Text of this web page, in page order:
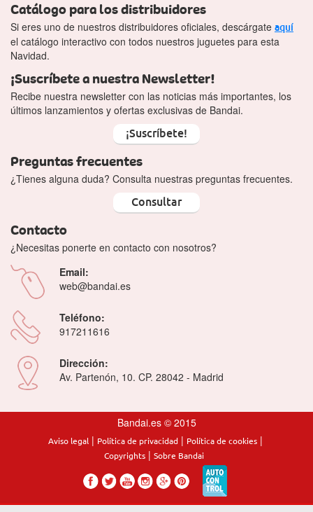
Catálogo para los distribuidores
Si eres uno de nuestros distribuidores oficiales, descárgate aquí
el catálogo interactivo con todos nuestros juguetes para esta
Navidad.
¡Suscríbete a nuestra Newsletter!
Recibe nuestra newsletter con las noticias más importantes, los
últimos lanzamientos y ofertas exclusivas de Bandai.
¡Suscríbete!
Preguntas frecuentes
¿Tienes alguna duda? Consulta nuestras preguntas frecuentes.
Consultar
Contacto
¿Necesitas ponerte en contacto con nosotros?
Email:
web@bandai.es
Teléfono:
917211616
Dirección:
Av. Partenón, 10. CP. 28042 - Madrid
Bandai.es © 2015
Aviso legal| Política de privacidad| Política de cookies|
Copyrights| Sobre Bandai